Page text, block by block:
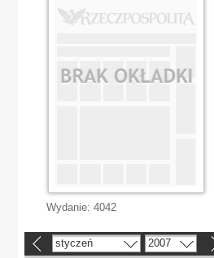
Wydanie: 4042
styczeń 2007